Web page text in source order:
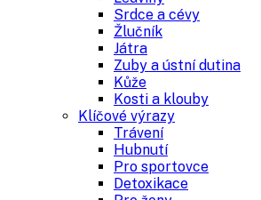
Srdce a cévy
Žlučník
Játra
Zuby a ústní dutina
Kůže
Kosti a klouby
Klíčové výrazy
Trávení
Hubnutí
Pro sportovce
Detoxikace